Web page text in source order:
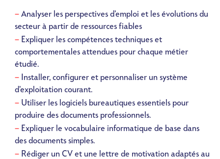
Analyser les perspectives d’emploi et les évolutions du
secteur à partir de ressources fiables
Expliquer les compétences techniques et
comportementales attendues pour chaque métier
étudié.
Installer, configurer et personnaliser un système
d’exploitation courant.
Utiliser les logiciels bureautiques essentiels pour
produire des documents professionnels.
Expliquer le vocabulaire informatique de base dans
des documents simples.
Rédiger un CV et une lettre de motivation adaptés au